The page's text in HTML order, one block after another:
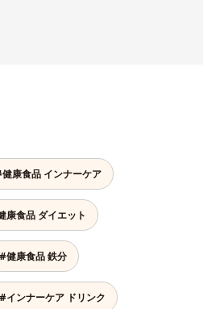
康食品 インナーケア
康食品 ダイエット
#健康食品 鉄分
#インナーケア ドリンク